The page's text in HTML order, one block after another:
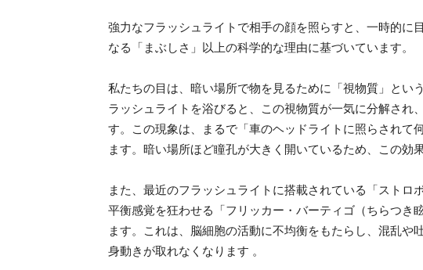
強力なフラッシュライトで相手の顔を照らすと、一時的に
なる「まぶしさ」以上の科学的な理由に基づいています。
私たちの目は、暗い場所で物を見るために「視物質」とい
ラッシュライトを浴びると、この視物質が一気に分解され
す。この現象は、まるで「車のヘッドライトに照らされて
ます。暗い場所ほど瞳孔が大きく開いているため、この効
また、最近のフラッシュライトに搭載されている「ストロ
平衡感覚を狂わせる「フリッカー・バーティゴ（ちらつき
ます。これは、脳細胞の活動に不均衡をもたらし、混乱や
身動きが取れなくなります 。